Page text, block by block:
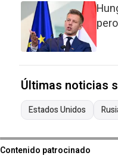
Últimas noticias
Estados Unidos
Contenido patrocinado